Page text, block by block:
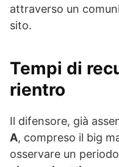
attraverso un
sito.
Tempi di
rientro
Il difensore, già
A, compreso il big
osservare un